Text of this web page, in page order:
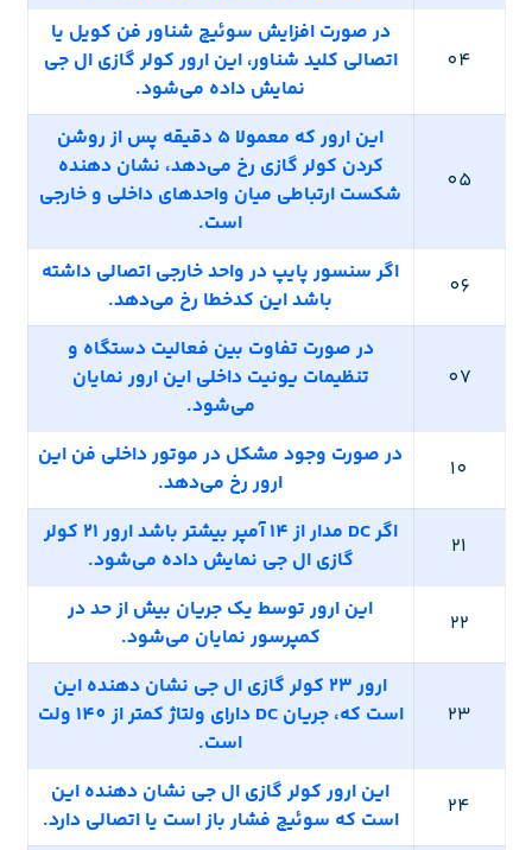
04
در صورت افزایش سوئیچ شناور فن کویل یا
اتصالی کلید شناور، این ارور کولر گازی ال جی
نمایش داده می‌شود.
05
این ارور که معمولا 5 دقیقه پس از روشن
کردن کولر گازی رخ می‌دهد، نشان دهنده
شکست ارتباطی میان واحدهای داخلی و خارجی
است.
06
اگر سنسور پایپ در واحد خارجی اتصالی داشته
باشد این کدخطا رخ می‌دهد.
07
در صورت تفاوت بین فعالیت دستگاه و
تنظیمات یونیت داخلی این ارور نمایان
می‌شود.
10
در صورت وجود مشکل در موتور داخلی فن این
ارور رخ می‌دهد.
21
اگر DC مدار از 14 آمپر بیشتر باشد ارور 21 کولر
گازی ال جی نمایش داده می‌شود.
22
این ارور توسط یک جریان بیش از حد در
کمپرسور نمایان می‌شود.
23
ارور 23 کولر گازی ال جی نشان دهنده این
است که، جریان DC دارای ولتاژ کمتر از 140 ولت
است.
24
این ارور کولر گازی ال جی نشان دهنده این
است که سوئیچ فشار باز است یا اتصالی دارد.